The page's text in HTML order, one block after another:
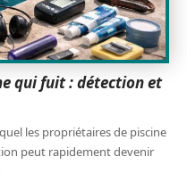
qui fuit : détection et
les propriétaires de piscine
peut rapidement devenir